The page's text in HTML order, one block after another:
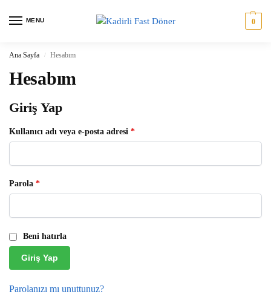
MENU 0
Ana Sayfa / Hesabım
Hesabım
Giriş Yap
Kullanıcı adı veya e-posta adresi *
Parola *
Beni hatırla
Giriş Yap
Parolanızı mı unuttunuz?